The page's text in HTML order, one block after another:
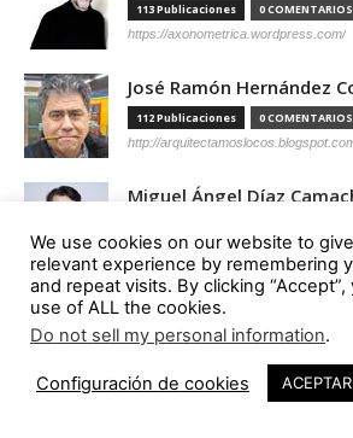
113 Publicaciones 0 COMENTARIOS
https://axonometrica.wordpress.com/
José Ramón Hernández
112 Publicaciones 0 COMENTARIOS
http://
Miguel Ángel Díaz
https://madc.xyz/
Ana Barreiro Blanco
92 Publicaciones 0 COMENTARIOS
We use cookies on our website to
relevant experience by remembering
and repeat visits. By clicking
use of ALL the cookies.
Do not sell my personal information.
Configuración de cookies ACEPTAR